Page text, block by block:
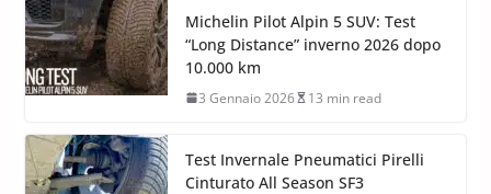
Michelin Pilot Alpin 5 SUV: Test
“Long Distance” inverno 2026 dopo
10.000 km
3 Gennaio 2026 13 min read
Test Invernale Pneumatici Pirelli
Cinturato All Season SF3